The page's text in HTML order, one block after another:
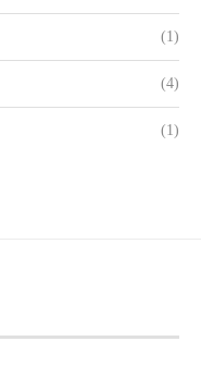
(1)
(4)
(1)